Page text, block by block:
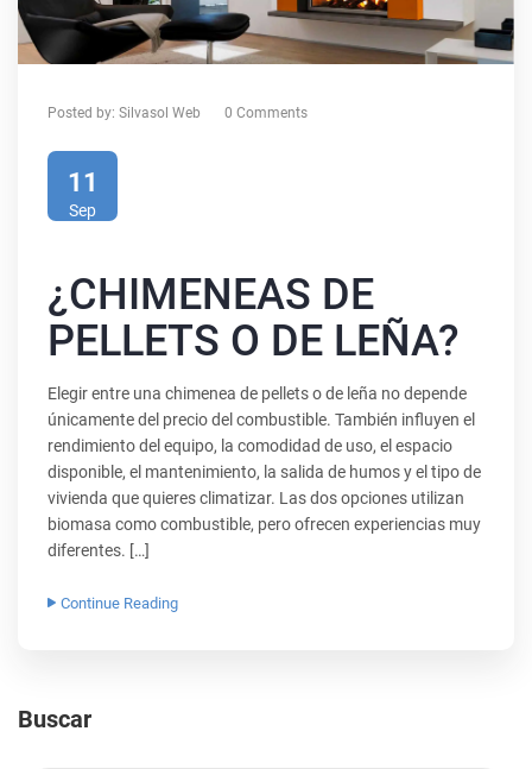
Posted by: Silvasol Web 0 Comments
11
Sep
¿CHIMENEAS DE
PELLETS O DE LEÑA?
Elegir entre una chimenea de pellets o de leña no depende
únicamente del precio del combustible. También influyen el
rendimiento del equipo, la comodidad de uso, el espacio
disponible, el mantenimiento, la salida de humos y el tipo de
vivienda que quieres climatizar. Las dos opciones utilizan
biomasa como combustible, pero ofrecen experiencias muy
diferentes. […]
Continue Reading
Buscar